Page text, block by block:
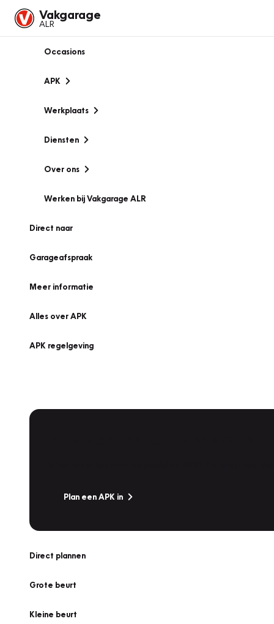
Vakgarage
ALR
Occasions
APK
Werkplaats
Diensten
Over ons
Werken bij Vakgarage ALR
Direct naar
Garageafspraak
Meer informatie
Alles over APK
APK regelgeving
Plan een APK in
Direct plannen
Grote beurt
Kleine beurt